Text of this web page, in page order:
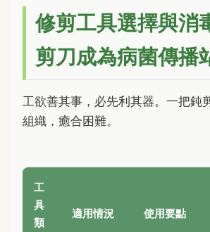
修剪工具選擇與消
剪刀成為病菌傳播
工欲善其事，必先利其器。一把鈍
組織，癒合困難。
工
具
類
適用情況 使用要點